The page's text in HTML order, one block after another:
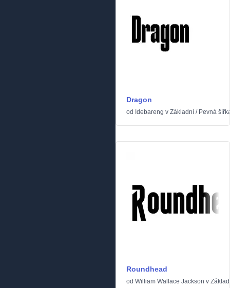
Dragon
od Idebareng v Základní / Pevná
Roundhead
od William Wallace Jackson v